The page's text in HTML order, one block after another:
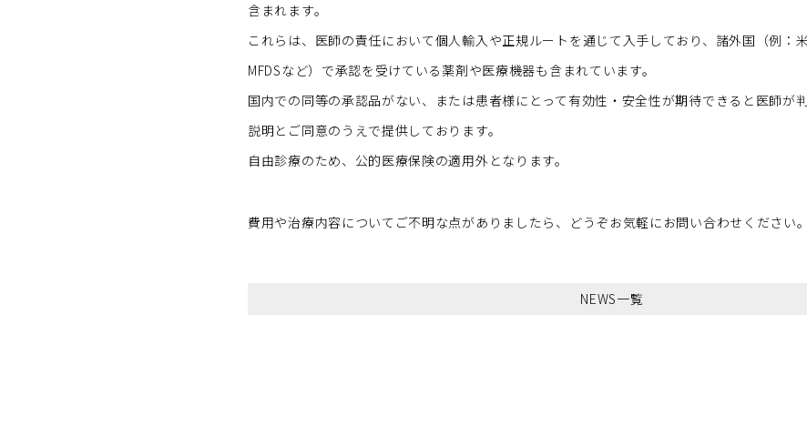
含まれます。
これらは、医師の責任において個人輸入や正規ルートを通じて入手しており、諸外国（例：
MFDSなど）で承認を受けている薬剤や医療機器も含まれています。
国内での同等の承認品がない、または患者様にとって有効性・安全性が期待できると医師が
説明とご同意のうえで提供しております。
自由診療のため、公的医療保険の適用外となります。
費用や治療内容についてご不明な点がありましたら、どうぞお気軽にお問い合わせください。
NEWS一覧